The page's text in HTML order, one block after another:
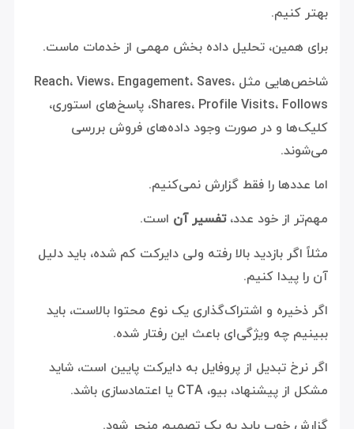
بهتر کنیم.
برای همین، تحلیل داده بخش مهمی از خدمات ماست.
شاخص‌هایی مثل Reach، Views، Engagement، Saves،
Shares، Profile Visits، Follows، پاسخ‌های استوری،
کلیک‌ها و در صورت وجود داده‌های فروش بررسی
می‌شوند.
اما عددها را فقط گزارش نمی‌کنیم.
مهم‌تر از خود عدد،تفسیر آن است.
مثلاً اگر بازدید بالا رفته ولی دایرکت کم شده، باید دلیل
آن را پیدا کنیم.
اگر ذخیره و اشتراک‌گذاری یک نوع محتوا بالاست، باید
ببینیم چه ویژگی‌ای باعث این رفتار شده.
اگر نرخ تبدیل از پروفایل به دایرکت پایین است، شاید
مشکل از پیشنهاد، بیو، CTA یا اعتمادسازی باشد.